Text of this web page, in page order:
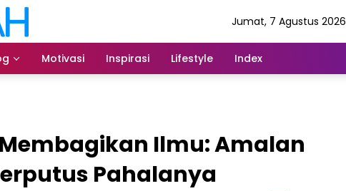
Jumat, 7 Agustus 2026
Motivasi Inspirasi Lifestyle Index
Ilmu: Amalan
Pahalanya